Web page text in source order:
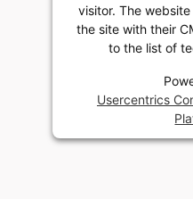
visitor. The
the site with their
to the list of
Usercentrics